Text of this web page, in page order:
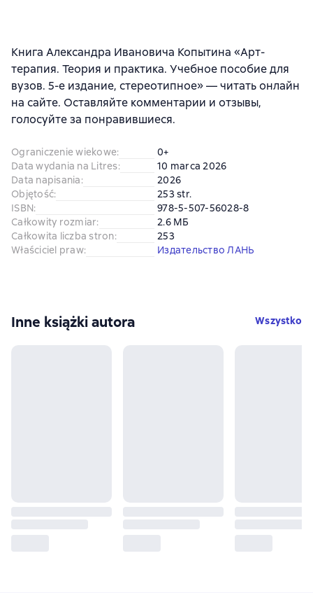
Книга Александра Ивановича Копытина «Арт-
терапия. Теория и практика. Учебное пособие для
вузов. 5-е издание, стереотипное» — читать онлайн
на сайте. Оставляйте комментарии и отзывы,
голосуйте за понравившиеся.
Ograniczenie wiekowe:
0+
Data wydania na Litres:
10 marca 2026
Data napisania:
2026
Objętość:
253 str.
ISBN:
978-5-507-56028-8
Całkowity rozmiar:
2.6 МБ
Całkowita liczba stron:
253
Właściciel praw: Издательство ЛАНЬ
Inne książki autora Wszystko